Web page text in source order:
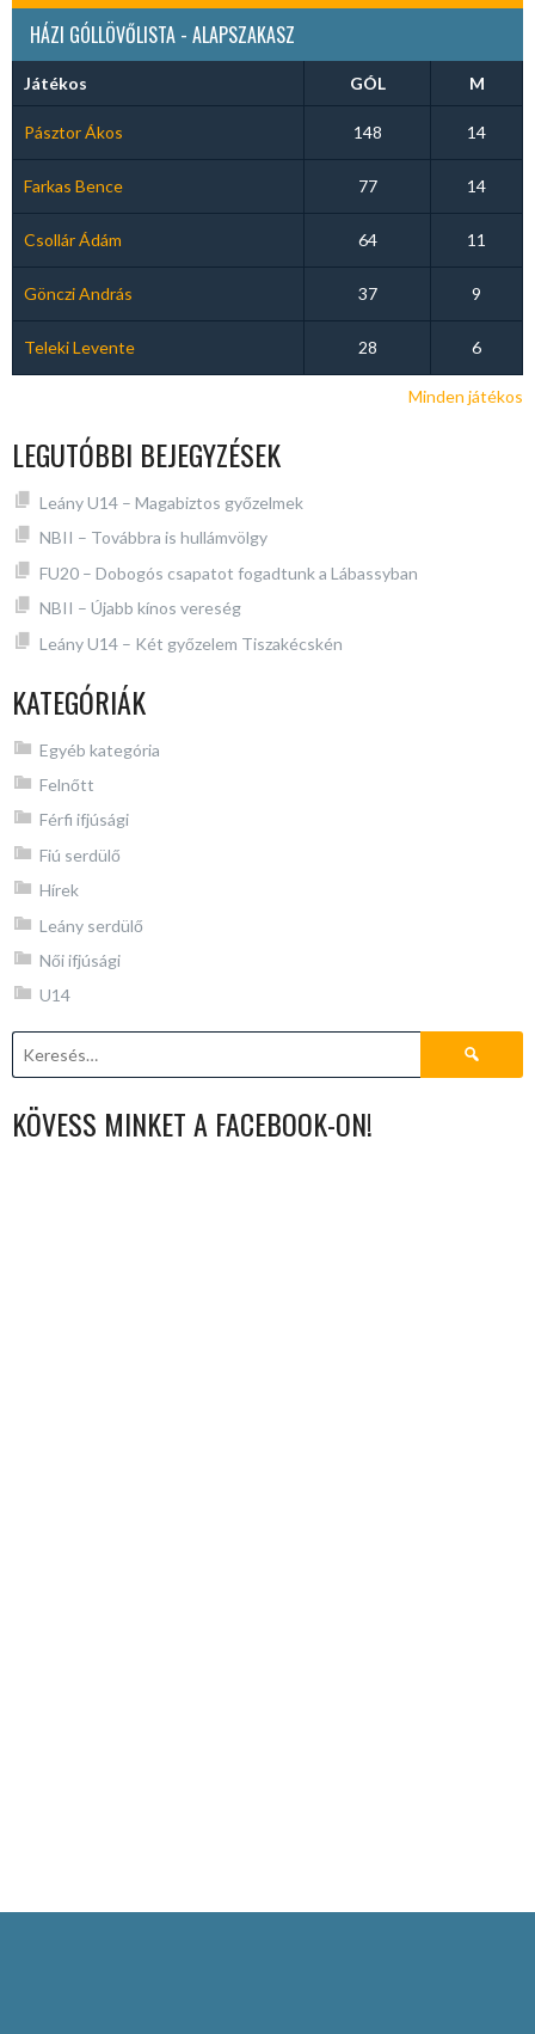
HÁZI GÓLLÖVŐLISTA - ALAPSZAKASZ
Játékos GÓL M
Pásztor Ákos 148 14
Farkas Bence 77 14
Csollár Ádám 64 11
Gönczi András 37 9
Teleki Levente 28 6
Minden játékos
LEGUTÓBBI BEJEGYZÉSEK
Leány U14 – Magabiztos győzelmek
NBII – Továbbra is hullámvölgy
FU20 – Dobogós csapatot fogadtunk a Lábassyban
NBII – Újabb kínos vereség
Leány U14 – Két győzelem Tiszakécskén
KATEGÓRIÁK
Egyéb kategória
Felnőtt
Férfi ifjúsági
Fiú serdülő
Hírek
Leány serdülő
Női ifjúsági
U14
Keresés:
KÖVESS MINKET A FACEBOOK-ON!